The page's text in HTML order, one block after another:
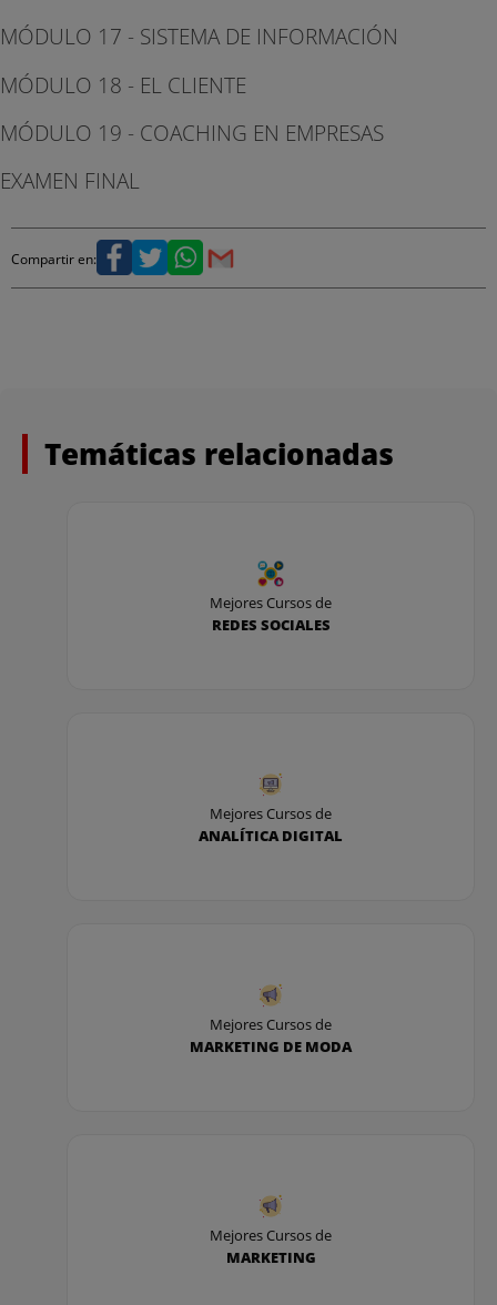
MÓDULO 17 - SISTEMA DE INFORMACIÓN
MÓDULO 18 - EL CLIENTE
MÓDULO 19 - COACHING EN EMPRESAS
EXAMEN FINAL
Compartir en:
Temáticas relacionadas
Mejores Cursos de
REDES SOCIALES
Mejores Cursos de
ANALÍTICA DIGITAL
Mejores Cursos de
MARKETING DE MODA
Mejores Cursos de
MARKETING